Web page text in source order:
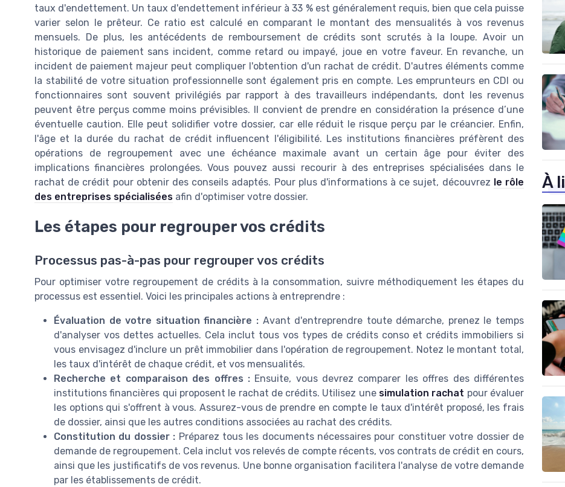
taux d'endettement. Un taux d'endettement inférieur à 33 % est généralement requis, bien que cela puisse
varier selon le prêteur. Ce ratio est calculé en comparant le montant des mensualités à vos revenus
mensuels. De plus, les antécédents de remboursement de crédits sont scrutés à la loupe. Avoir un
historique de paiement sans incident, comme retard ou impayé, joue en votre faveur. En revanche, un
incident de paiement majeur peut compliquer l'obtention d'un rachat de crédit. D'autres éléments comme
la stabilité de votre situation professionnelle sont également pris en compte. Les emprunteurs en CDI ou
fonctionnaires sont souvent privilégiés par rapport à des travailleurs indépendants, dont les revenus
peuvent être perçus comme moins prévisibles. Il convient de prendre en considération la présence d’une
éventuelle caution. Elle peut solidifier votre dossier, car elle réduit le risque perçu par le créancier. Enfin,
l'âge et la durée du rachat de crédit influencent l'éligibilité. Les institutions financières préfèrent des
opérations de regroupement avec une échéance maximale avant un certain âge pour éviter des
implications financières prolongées. Vous pouvez aussi recourir à des entreprises spécialisées dans le
rachat de crédit pour obtenir des conseils adaptés. Pour plus d'informations à ce sujet, découvrez le rôle
des entreprises spécialisées afin d'optimiser votre dossier.
Les étapes pour regrouper vos crédits
Processus pas-à-pas pour regrouper vos crédits
Pour optimiser votre regroupement de crédits à la consommation, suivre méthodiquement les étapes du
processus est essentiel. Voici les principales actions à entreprendre :
Évaluation de votre situation financière :Avant d'entreprendre toute démarche, prenez le temps
d'analyser vos dettes actuelles. Cela inclut tous vos types de crédits conso et crédits immobiliers si
vous envisagez d'inclure un prêt immobilier dans l'opération de regroupement. Notez le montant total,
les taux d'intérêt de chaque crédit, et vos mensualités.
Recherche et comparaison des offres :Ensuite, vous devrez comparer les offres des différentes
institutions financières qui proposent le rachat de crédits. Utilisez une simulation rachat pour évaluer
les options qui s'offrent à vous. Assurez-vous de prendre en compte le taux d'intérêt proposé, les frais
de dossier, ainsi que les autres conditions associées au rachat des crédits.
Constitution du dossier : Préparez tous les documents nécessaires pour constituer votre dossier de
demande de regroupement. Cela inclut vos relevés de compte récents, vos contrats de crédit en cours,
ainsi que les justificatifs de vos revenus. Une bonne organisation facilitera l'analyse de votre demande
par les établissements de crédit.
À